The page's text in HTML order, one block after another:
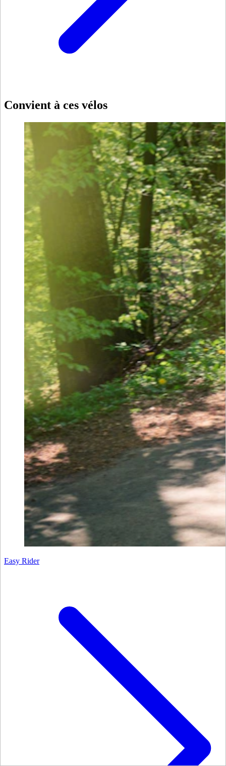
Convient à ces vélos
Easy Rider